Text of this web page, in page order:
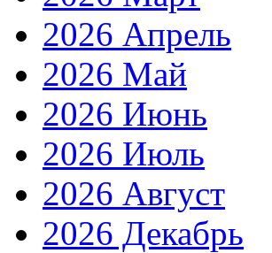
2026 Апрель
2026 Май
2026 Июнь
2026 Июль
2026 Август
2026 Декабрь